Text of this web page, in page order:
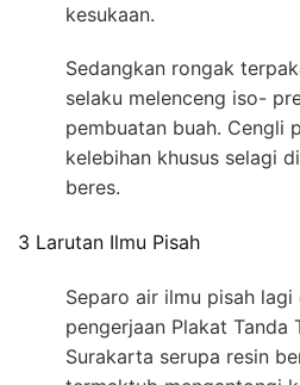
kesukaan.
Sedangkan rongak
selaku melenceng iso-
pembuatan buah. Cengli
kelebihan khusus selagi
beres.
3 Larutan Ilmu Pisah
Separo air ilmu pisah
pengerjaan Plakat Tanda
Surakarta serupa resin